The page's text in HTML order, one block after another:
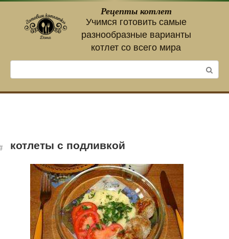
контенту
Рецепты котлет
Учимся готовить самые
разнообразные варианты
котлет со всего мира
котлеты с подливкой